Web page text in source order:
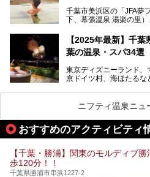
ださい。
提供元：花王株式会社【
この記事は花王株式会
千葉市美浜区の「JFA夢
下、幕張温泉 湯楽の里
設備も天然温泉の露天
炭酸泉、海の見えるお
で、年代を問わずたっぷ
今回は人気のこの施設
ポイントについて厳選し
【2025年最新】千
葉の温泉・スパ34選
東京ディズニーランド、
京ドイツ村、海ほたるな
県で生まれ、千葉県で
がお勧めする、一度は
とめました。
ニフティ温泉ニュ
おすすめのアクティビティ
【千葉・勝浦】関東のモルディブ
歩120分！！
千葉県勝浦市串浜1227-2